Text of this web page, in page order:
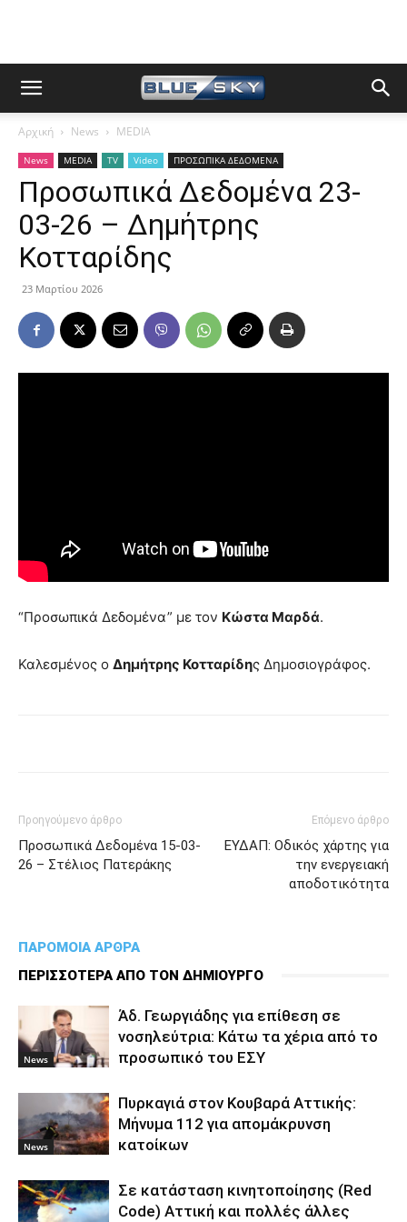
Αρχική News MEDIA
News MEDIA TV Video ΠΡΟΣΩΠΙΚΑ ΔΕΔΟΜΕΝΑ
Προσωπικά Δεδομένα 23-
03-26 – Δημήτρης
Κοτταρίδης
23 Μαρτίου 2026
“Προσωπικά Δεδομένα” με τον Κώστα Μαρδά.
Καλεσμένος ο Δημήτρης Κοτταρίδης Δημοσιογράφος.
Προηγούμενο άρθρο
Προσωπικά Δεδομένα 15-03-
26 – Στέλιος Πατεράκης
Επόμενο άρθρο
ΕΥΔΑΠ: Οδικός χάρτης για
την ενεργειακή
αποδοτικότητα
ΠΑΡΟΜΟΙΑ ΑΡΘΡΑ
ΠΕΡΙΣΣΟΤΕΡΑ ΑΠΟ ΤΟΝ ΔΗΜΙΟΥΡΓΟ
News
Άδ. Γεωργιάδης για επίθεση σε
νοσηλεύτρια: Κάτω τα χέρια από το
προσωπικό του ΕΣΥ
News
Πυρκαγιά στον Κουβαρά Αττικής:
Μήνυμα 112 για απομάκρυνση
κατοίκων
Σε κατάσταση κινητοποίησης (Red
Code) Αττική και πολλές άλλες